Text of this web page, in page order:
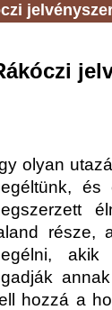
olyan
és
része,
akik
hozzá a